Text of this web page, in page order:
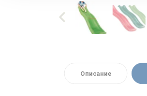
Описание